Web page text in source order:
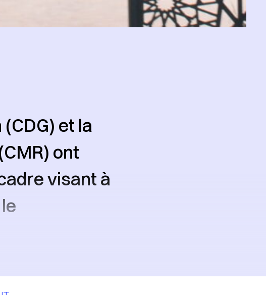
et la
ont
visant à